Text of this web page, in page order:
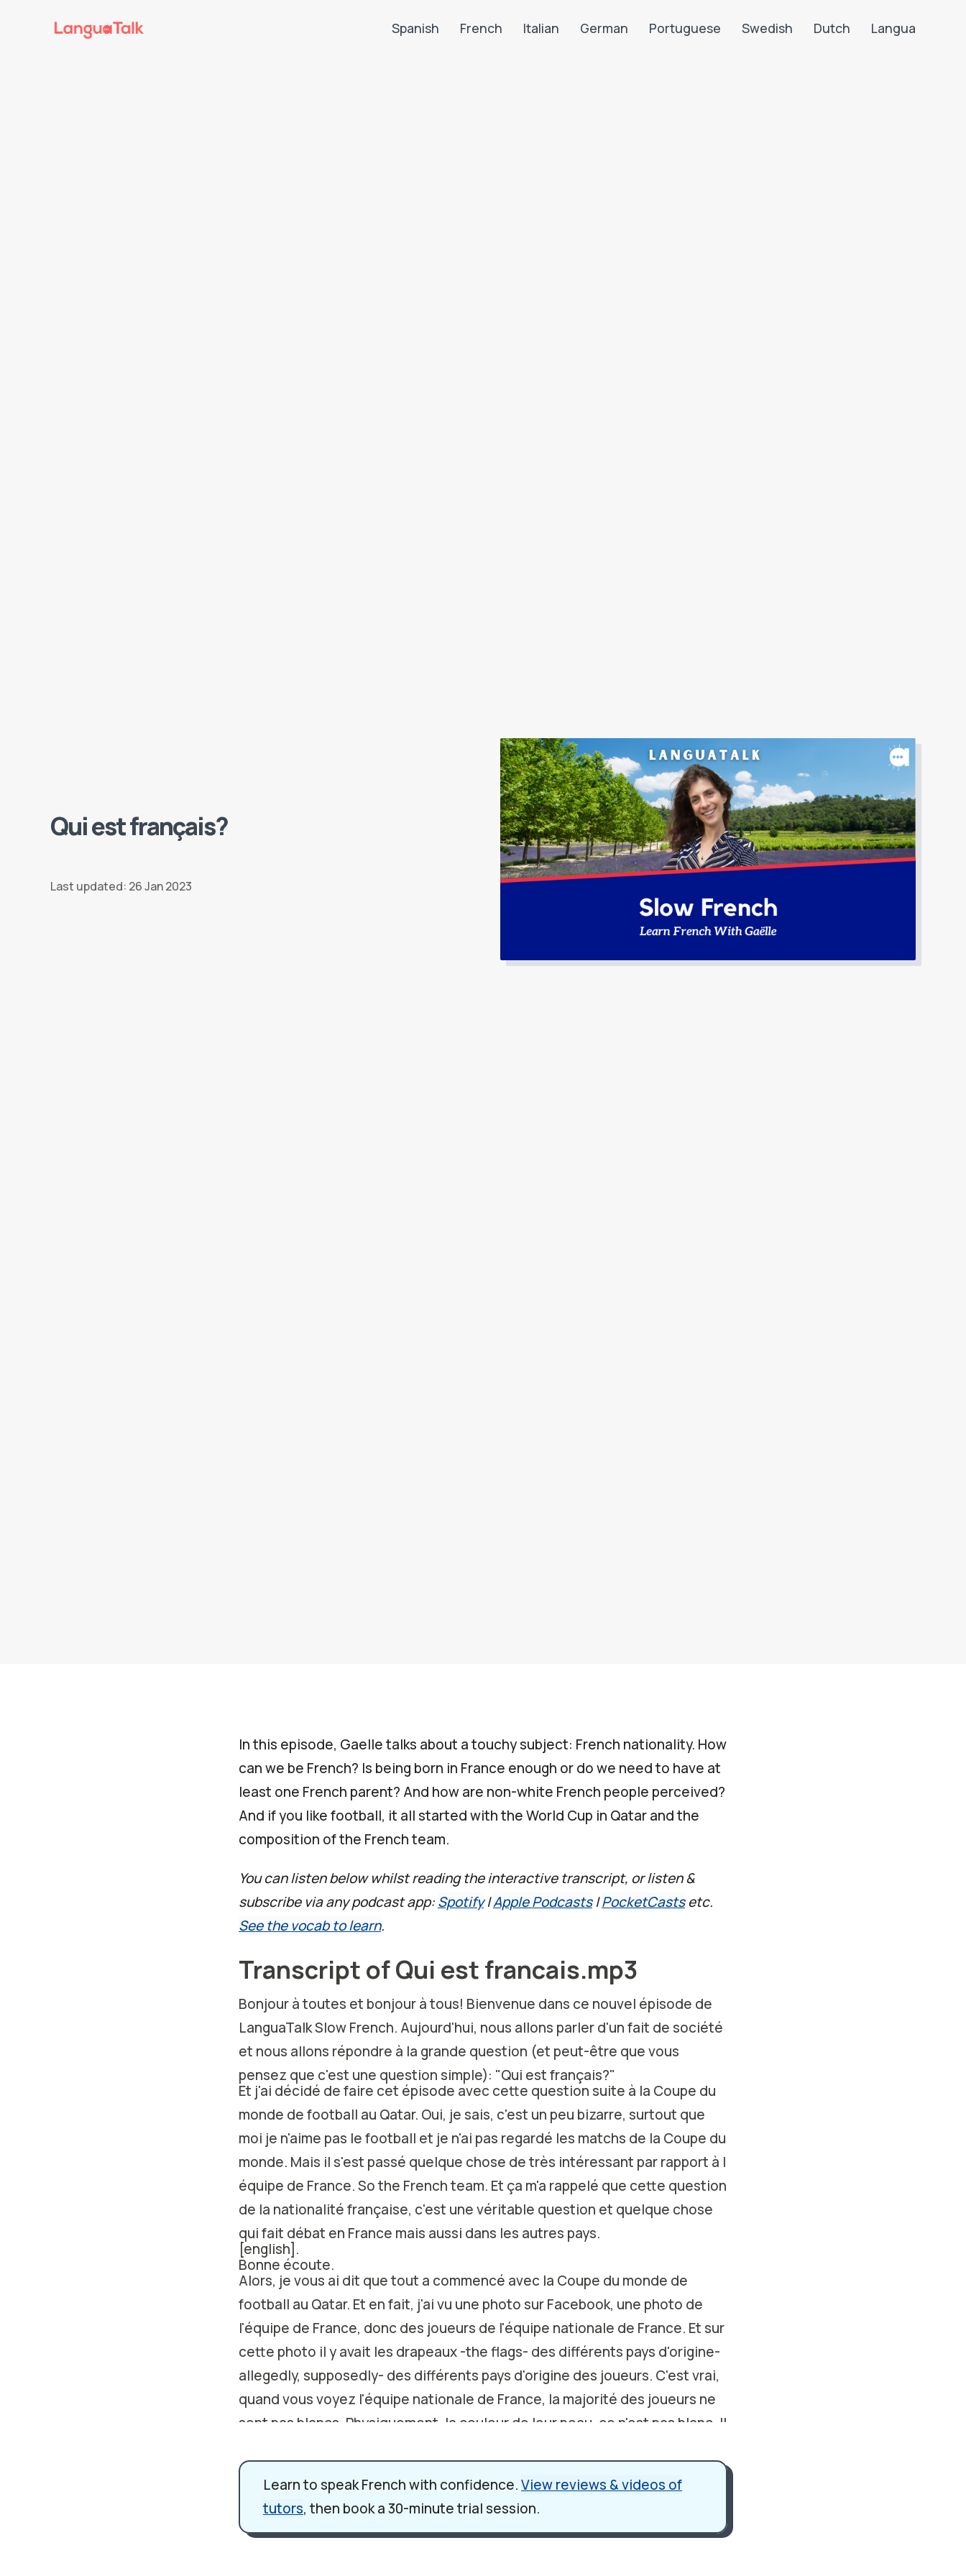
Spanish French Italian German Portuguese Swedish Dutch Langua
Qui est français?
Last updated: 26 Jan 2023
In this episode, Gaelle talks about a touchy subject: French nationality. How
can we be French? Is being born in France enough or do we need to have at
least one French parent? And how are non-white French people perceived?
And if you like football, it all started with the World Cup in Qatar and the
composition of the French team.
You can listen below whilst reading the interactive transcript, or listen &
subscribe via any podcast app:Spotify|Apple Podcasts|PocketCastsetc.
See the vocab to learn.
Transcript of Qui est francais.mp3
Bonjour à toutes et bonjour à tous! Bienvenue dans ce nouvel épisode de
LanguaTalk Slow French. Aujourd'hui, nous allons parler d'un fait de société
et nous allons répondre à la grande question (et peut-être que vous
pensez que c'est une question simple): "Qui est français?"
Et j'ai décidé de faire cet épisode avec cette question suite à la Coupe du
monde de football au Qatar. Oui, je sais, c'est un peu bizarre, surtout que
moi je n'aime pas le football et je n'ai pas regardé les matchs de la Coupe du
monde. Mais il s'est passé quelque chose de très intéressant par rapport à l
équipe de France. So the French team. Et ça m'a rappelé que cette question
de la nationalité française, c'est une véritable question et quelque chose
qui fait débat en France mais aussi dans les autres pays.
[english].
Bonne écoute.
Alors, je vous ai dit que tout a commencé avec la Coupe du monde de
football au Qatar. Et en fait, j'ai vu une photo sur Facebook, une photo de
l'équipe de France, donc des joueurs de l'équipe nationale de France. Et sur
cette photo il y avait les drapeaux -the flags- des différents pays d'origine-
allegedly, supposedly- des différents pays d'origine des joueurs. C'est vrai,
quand vous voyez l'équipe nationale de France, la majorité des joueurs ne
sont pas blancs. Physiquement, la couleur de leur peau, ce n'est pas blanc. Il
Et cette photo m'a beaucoup dérangée -it disturbed me, it annoyed me-
parce que c'était vraiment assez agressif et assez raciste pour dire: "voilà,
l'équipe de France n'est pas une vraie équipe de Français, ils sont tous
étrangers". They are all foreigners, and more than that, they are Black! C'est
Learn to speak French with confidence.View reviews & videos of
tutors, then book a 30-minute trial session.